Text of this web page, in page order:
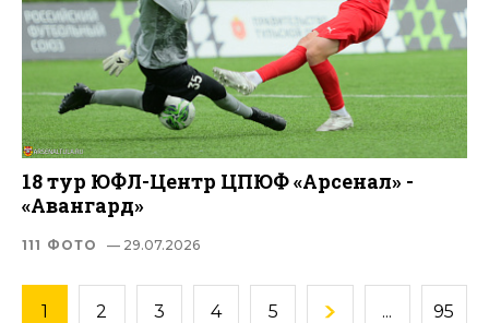
18 тур ЮФЛ-Центр ЦПЮФ «Арсенал» -
«Авангард»
111 ФОТО — 29.07.2026
1 2 3 4 5 ... 95